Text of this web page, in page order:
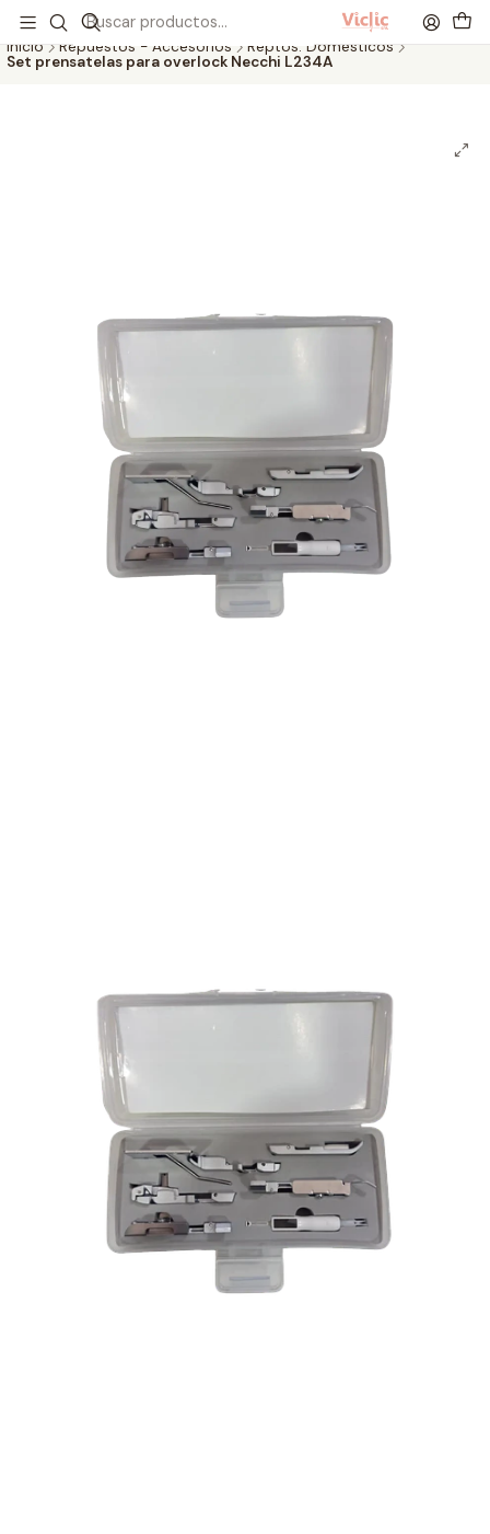
Este es el texto del slide
Leer más
Inicio
Repuestos - Accesorios
Reptos. Domésticos
Set prensatelas para overlock Necchi L234A